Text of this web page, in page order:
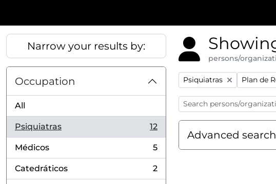
Narrow your results by:
Occupation
All
Psiquiatras
, 12 results
12
Médicos
, 5 results
5
Catedráticos
, 2 results
2
persons/
Remove filter:
Psiquiatras Remove
Plan de
Advanced